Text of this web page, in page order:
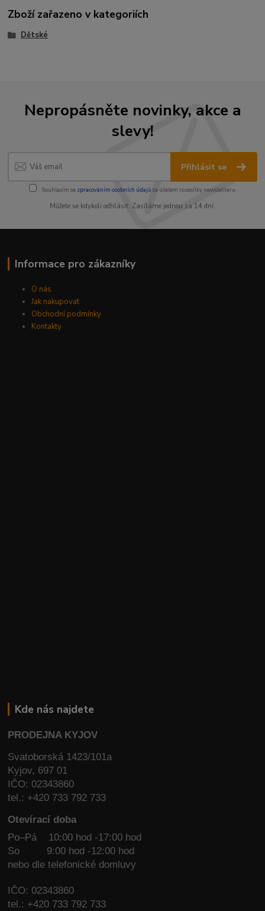
Zboží zařazeno v kategoriích
Dětské
Nepropásněte novinky, akce a
slevy!
Přihlásit se
Souhlasím se zpracováním osobních údajůza účelem rozesílky newsletteru.
Můžete se kdykoli odhlásit. Zasíláme jednou za 14 dní.
Informace pro zákazníky
O nás
Jak nakupovat
Obchodní podmínky
Kontakty
Kde nás najdete
PRODEJNA KYJOV
Svatoborská 1423/101a
Kyjov, 697 01
IČO: 02343860
tel.: +420 733 792 733
Otevírací doba
Po–Pá 10:00 hod -17:00 hod
So
9:00 hod -12:00 hod
nebo dle telefonické domluvy
IČO: 02343860
tel.: +420 733 792 733